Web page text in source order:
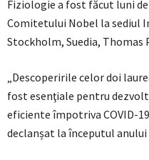
Fiziologie a fost făcut luni
Comitetului Nobel la sediul
Stockholm, Suedia, Thomas
„Descoperirile celor doi
fost esenţiale pentru
eficiente împotriva COVID-
declanșat la începutul anului